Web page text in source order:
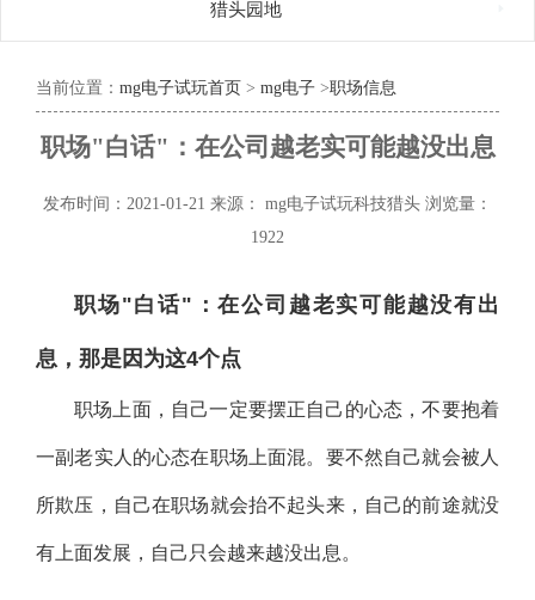
猎头园地
当前位置： mg电子试玩首页 > mg电子 >职场信息
职场"白话"：在公司越老实可能越没出息
发布时间：2021-01-21 来源： mg电子试玩科技猎头 浏览量：
1922
职场"白话"：在公司越老实可能越没有出
息，那是因为这4个点
职场上面，自己一定要摆正自己的心态，不要抱着
一副老实人的心态在职场上面混。要不然自己就会被人
所欺压，自己在职场就会抬不起头来，自己的前途就没
有上面发展，自己只会越来越没出息。